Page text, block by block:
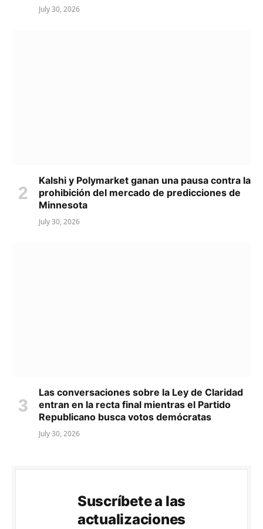
July 30, 2026
Kalshi y Polymarket ganan una pausa contra la
prohibición del mercado de predicciones de
Minnesota
July 30, 2026
Las conversaciones sobre la Ley de Claridad
entran en la recta final mientras el Partido
Republicano busca votos demócratas
July 30, 2026
Suscríbete a las
actualizaciones